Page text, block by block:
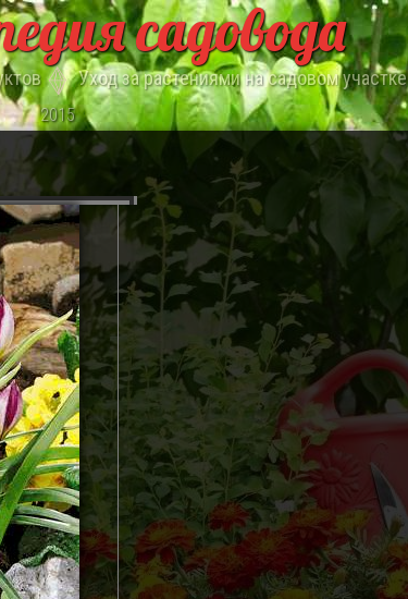
садовода
Уход за растениями на садовом участке
2015